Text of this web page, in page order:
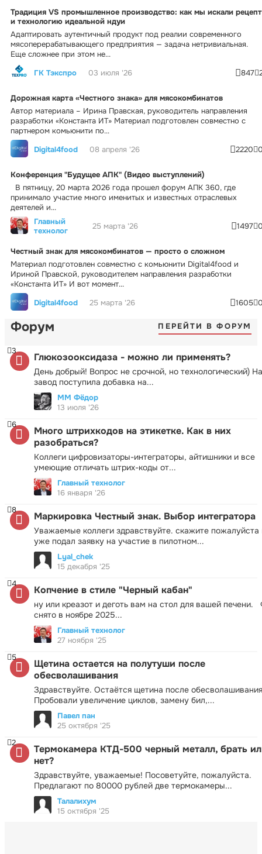
Традиция VS промышленное производство: как мы искали рецепт
и технологию идеальной ндуи
Адаптировать аутентичный продукт под реалии современного
мясоперерабатывающего предприятия — задача нетривиальная.
Еще сложнее при этом не...
ГК Тэкспро
03 июля '26 847
Дорожная карта «Честного знака» для мясокомбинатов
Автор материала – Ирина Правская, руководитель направления
разработки «Константа ИТ» Материал подготовлен совместно с
партнером комьюнити по...
Digital4food
08 апреля '26 2220
Конференция "Будущее АПК" (Видео выступлений)
В пятницу, 20 марта 2026 года прошел форум АПК 360, где
принимало участие много именитых и известных отраслевых
деятелей и...
Главный
технолог
25 марта '26 1497
Честный знак для мясокомбинатов — просто о сложном
Материал подготовлен совместно с комьюнити Digital4food и
Ириной Правской, руководителем направления разработки
«Константа ИТ» И вот момент...
Digital4food
25 марта '26 1605
Форум ПЕРЕЙТИ В ФОРУМ
Глюкозооксидаза - можно ли применять?
День добрый! Вопрос не срочной, но технологический) На
завод поступила добавка на...
3
ММ Фёдор
13 июля '26
Много штрихкодов на этикетке. Как в них
разобраться?
Коллеги цифровизаторы-интеграторы, айтишники и все
умеющие отличать штрих-коды от...
6
Главный технолог
16 января '26
Маркировка Честный знак. Выбор интегратора
Уважаемые коллеги здравствуйте. скажите пожалуйста
уже подал заявку на участие в пилотном...
8
Lyal_chek
15 декабря '25
Копчение в стиле "Черный кабан"
ну или креазот и деготь вам на стол для вашей печени.
снято в ноябре 2025...
4
Главный технолог
27 ноября '25
Щетина остается на полутуши после
обесволашивания
Здравствуйте. Остаётся щетина после
Пробовали увеличение циклов, замену бил,...
5
Павел пан
25 октября '25
Термокамера КТД-500 черный металл, брать
нет?
Здравствуйте, уважаемые! Посоветуйте, пожалуйста.
Предлагают по 80000 рублей две термокамеры...
2
Талалихум
15 октября '25